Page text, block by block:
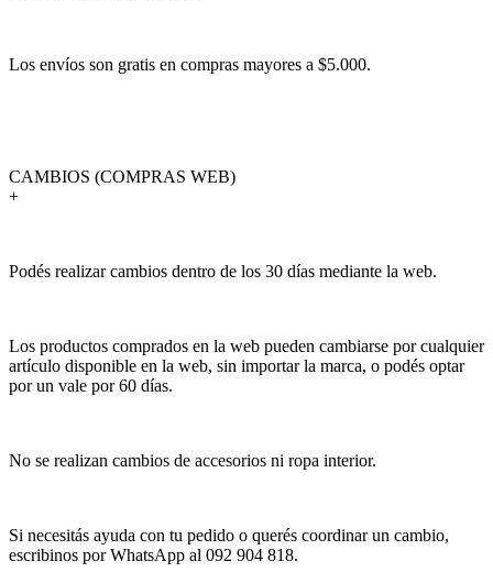
Los envíos son gratis en compras mayores a $5.000.
CAMBIOS (COMPRAS WEB)
+
Podés realizar cambios dentro de los 30 días mediante la web.
Los productos comprados en la web pueden cambiarse por cualquier
artículo disponible en la web, sin importar la marca, o podés optar
por un vale por 60 días.
No se realizan cambios de accesorios ni ropa interior.
Si necesitás ayuda con tu pedido o querés coordinar un cambio,
escribinos por WhatsApp al 092 904 818.